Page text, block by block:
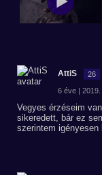
AttiS 26
6 éve |
Vegyes érzéseim
sikeredett, bár ez
szerintem